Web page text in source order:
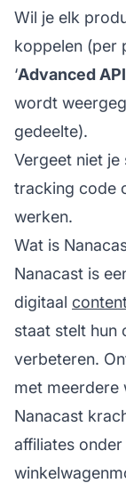
Wil je elk
koppelen (per
‘Advanced
wordt
gedeelte).
Vergeet niet
tracking code
werken.
Wat is
Nanacast is
digitaal
staat stelt hun
verbeteren.
met meerdere
Nanacast
affiliates